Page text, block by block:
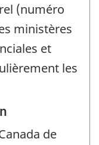
(numéro
ministères
et
les
de